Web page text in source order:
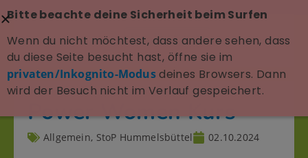
Power Women Kurs
Allgemein, StoP Hummelsbüttel 02.10.2024
Bitte beachte deine Sicherheit beim Surfen
Wenn du nicht möchtest, dass andere sehen, dass
du diese Seite besucht hast, öffne sie im
privaten/Inkognito-Modusdeines Browsers. Dann
wird der Besuch nicht im Verlauf gespeichert.